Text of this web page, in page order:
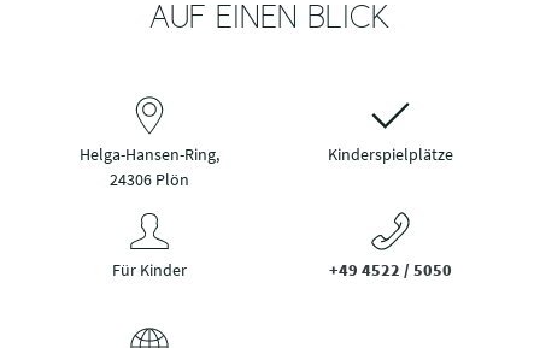
AUF EINEN BLICK
Helga-Hansen-Ring,
24306 Plön
Kinderspielplätze
Für Kinder +49 4522 / 5050